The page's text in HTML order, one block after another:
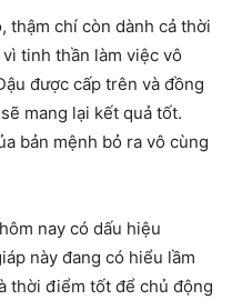
thậm chí còn dành cả thời
tinh thần làm việc vô
được cấp trên và đồng
mang lại kết quả tốt.
bản mệnh bỏ ra vô cùng
nay có dấu hiệu
này đang có hiểu lầm
thời điểm tốt để chủ động